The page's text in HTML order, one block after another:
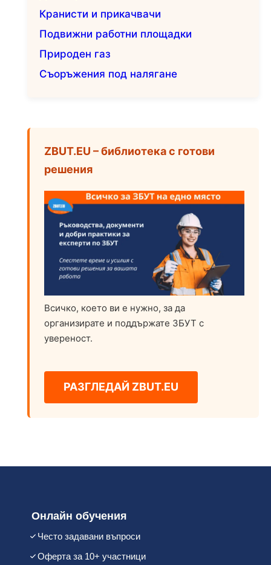
Кранисти и прикачвачи
Подвижни работни площадки
Природен газ
Съоръжения под налягане
ZBUT.EU – библиотека с готови
решения
Всичко, което ви е нужно, за да
организирате и поддържате ЗБУТ с
увереност.
РАЗГЛЕДАЙ ZBUT.EU
Онлайн обучения
Често задавани въпроси
Оферта за 10+ участници